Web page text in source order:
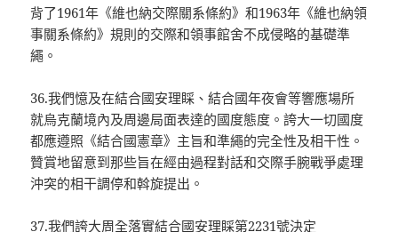
背了1961年《維也納交際關系條約》和1963年《維也納領
事關系條約》規則的交際和領事館舍不成侵略的基礎準
繩。
36.我們憶及在結合國安理睬、結合國年夜會等響應場所
就烏克蘭境內及周邊局面表達的國度態度。誇大一切國度
都應遵照《結合國憲章》主旨和準繩的完全性及相干性。
贊賞地留意到那些旨在經由過程對話和交際手腕戰爭處理
沖突的相干調停和斡旋提出。
37.我們誇大周全落實結合國安理睬第2231號決定